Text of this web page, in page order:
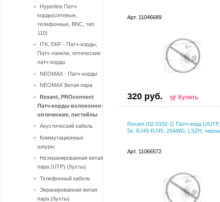
Арт. 11046689
320 руб. Купить
Rexant (02-0102-1) Патч-корд U/
5e, RJ45-RJ45, 26AWG, LSZH,
Арт. 11066572
Hyperline Патч-
корды(сетевые,
телефонные, BNC, тип
110)
ITK, EKF - Патч-корды,
Патч-панели, оптические
патч корды
NEOMAX - Патч-корды
NEOMAX Витая пара
Rexant, PROconnect
Патч-корды волоконно-
оптические, пигтейлы
Акустический кабель
Коммутационные
шнуры
Неэкранированная витая
пара (UTP) (бухты)
Телефонный кабель
Экранированная витая
пара (бухты)